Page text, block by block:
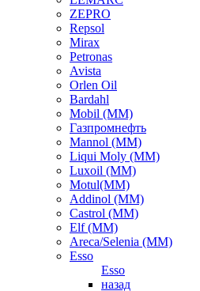
ZEPRO
Repsol
Mirax
Petronas
Avista
Orlen Oil
Bardahl
Mobil (ММ)
Газпромнефть
Mannol (ММ)
Liqui Moly (ММ)
Luxoil (ММ)
Motul(ММ)
Addinol (ММ)
Castrol (ММ)
Elf (ММ)
Areca/Selenia (ММ)
Esso
Esso
назад